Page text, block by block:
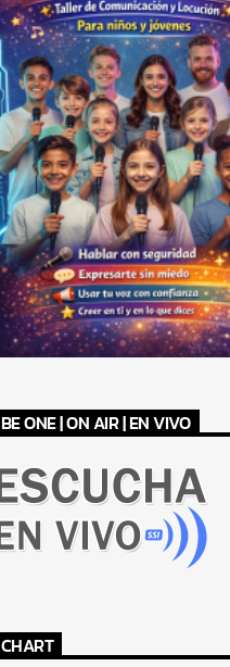
BE ONE | ON AIR | EN VIVO
CHART